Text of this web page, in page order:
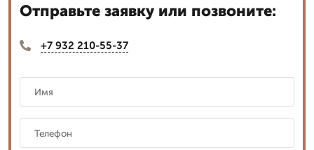
Отправьте заявку или позвоните:
+7 932 210-55-37